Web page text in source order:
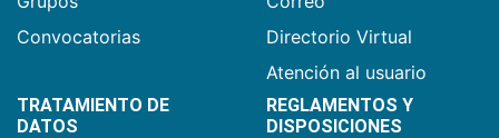
Convocatorias
Directorio Virtual
Atención al usuario
TRATAMIENTO DE
DATOS
REGLAMENTOS Y
DISPOSICIONES